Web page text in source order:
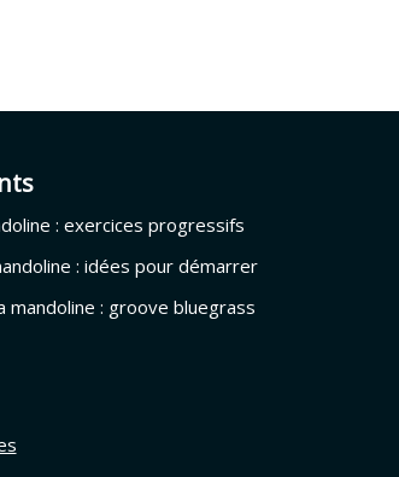
: exercices progressifs
: idées pour démarrer
mandoline : groove bluegrass